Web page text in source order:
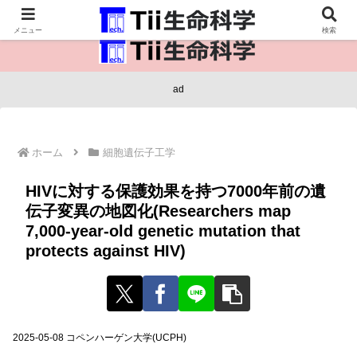
医療保健・生命・生物の情報インフラ。
ad
ホーム 細胞遺伝子工学
HIVに対する保護効果を持つ7000年前の遺
伝子変異の地図化(Researchers map
7,000-year-old genetic mutation that
protects against HIV)
2025-05-08 コペンハーゲン大学(UCPH)
メニュー 検索